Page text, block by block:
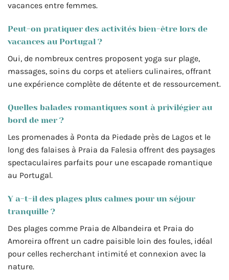
vacances entre femmes.
Peut-on pratiquer des activités bien-être lors de
vacances au Portugal ?
Oui, de nombreux centres proposent yoga sur plage,
massages, soins du corps et ateliers culinaires, offrant
une expérience complète de détente et de ressourcement.
Quelles balades romantiques sont à privilégier au
bord de mer ?
Les promenades à Ponta da Piedade près de Lagos et le
long des falaises à Praia da Falesia offrent des paysages
spectaculaires parfaits pour une escapade romantique
au Portugal.
Y a-t-il des plages plus calmes pour un séjour
tranquille ?
Des plages comme Praia de Albandeira et Praia do
Amoreira offrent un cadre paisible loin des foules, idéal
pour celles recherchant intimité et connexion avec la
nature.